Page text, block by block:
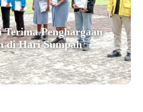
Terima Penghargaan
di Hari Sumpah